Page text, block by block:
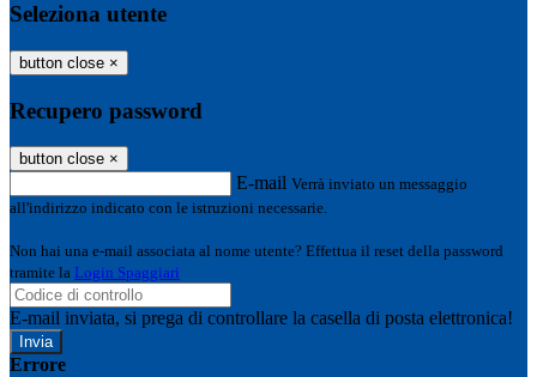
Seleziona utente
button close ×
Recupero password
button close ×
E-mail Verrà inviato un messaggio
all'indirizzo indicato con le istruzioni necessarie.
Non hai una e-mail associata al nome utente? Effettua il reset della password
tramite la Login Spaggiari
E-mail inviata, si prega di controllare la casella di posta elettronica!
Errore